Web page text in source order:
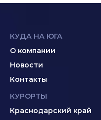
КУДА НА ЮГА
О компании
Новости
Контакты
КУРОРТЫ
Краснодарский край